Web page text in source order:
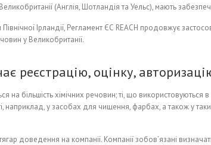
Великобританії (Англія, Шотландія та Уельс), мають
Ірландії, Регламент ЄС REACH продовжує
у Великобританії.
реєстрацію, оцінку,
на більшість хімічних речовин; ті, що
наприклад, у засобах для чищення, фарбах, а також у
доведення на компанії. Компанії зобов’язані